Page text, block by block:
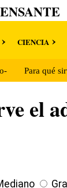
CIENCIA
Para qué
el